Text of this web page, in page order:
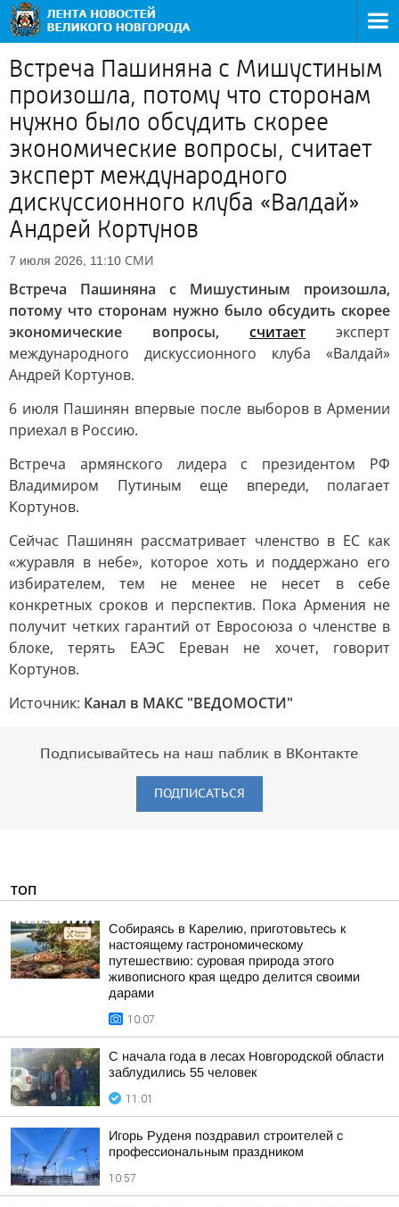
Встреча Пашиняна с Мишустиным
произошла, потому что сторонам
нужно было обсудить скорее
экономические вопросы, считает
эксперт международного
дискуссионного клуба «Валдай»
Андрей Кортунов
7 июля 2026, 11:10 СМИ
Встреча Пашиняна с Мишустиным произошла,
потому что сторонам нужно было обсудить скорее
экономические вопросы,
считает эксперт
международного дискуссионного клуба «Валдай»
Андрей Кортунов.
6 июля Пашинян впервые после выборов в Армении
приехал в Россию.
Встреча армянского лидера с президентом РФ
Владимиром Путиным еще впереди, полагает
Кортунов.
Сейчас Пашинян рассматривает членство в ЕС как
«журавля в небе», которое хоть и поддержано его
избирателем, тем не менее не несет в себе
конкретных сроков и перспектив. Пока Армения не
получит четких гарантий от Евросоюза о членстве в
блоке, терять ЕАЭС Ереван не хочет, говорит
Кортунов.
Источник: Канал в МАКС "ВЕДОМОСТИ"
Подписывайтесь на наш паблик в ВКонтакте
ПОДПИСАТЬСЯ
ТОП
Собираясь в Карелию, приготовьтесь к
настоящему гастрономическому
путешествию: суровая природа этого
живописного края щедро делится своими
дарами
10:07
С начала года в лесах Новгородской области
заблудились 55 человек
11:01
Игорь Руденя поздравил строителей с
профессиональным праздником
10:57